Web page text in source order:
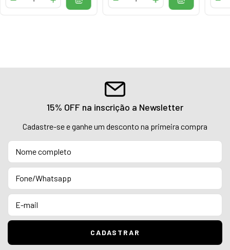
15% OFF na inscrição a Newsletter
Cadastre-se e ganhe um desconto na primeira compra